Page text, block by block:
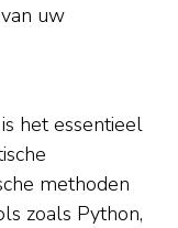
uw
het essentieel
methoden
zoals Python,